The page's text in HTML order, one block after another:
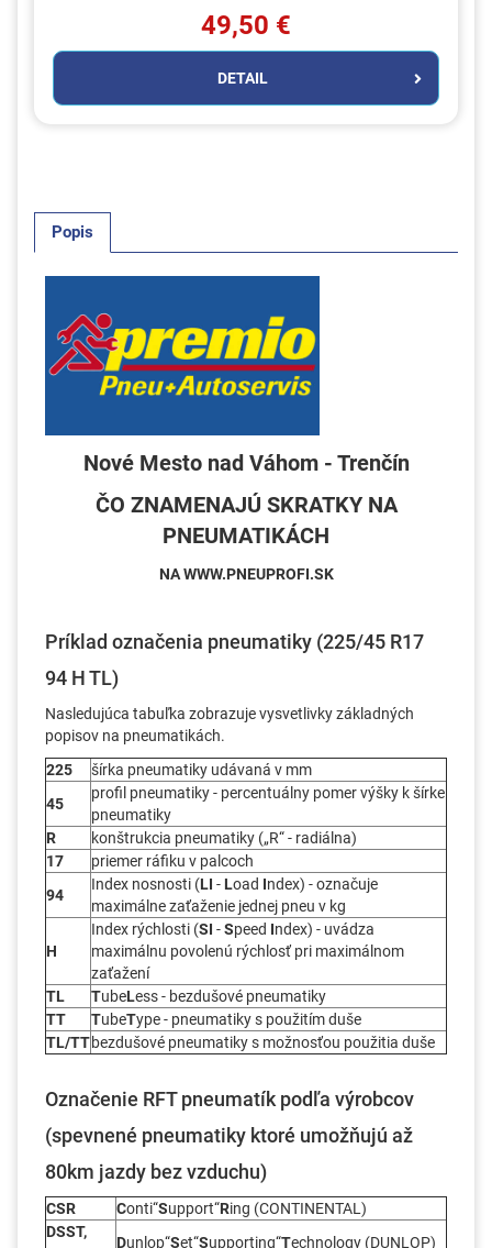
49,50 €
DETAIL
Popis
Nové Mesto nad Váhom - Trenčín
ČO ZNAMENAJÚ SKRATKY NA
PNEUMATIKÁCH
NA WWW.PNEUPROFI.SK
Príklad označenia pneumatiky (225/45 R17
94 H TL)
Nasledujúca tabuľka zobrazuje vysvetlivky základných
popisov na pneumatikách.
225
šírka pneumatiky udávaná v mm
45
profil pneumatiky - percentuálny pomer výšky k šírke
pneumatiky
R
konštrukcia pneumatiky („R“ - radiálna)
17
priemer ráfiku v palcoch
94
Index nosnosti (LI - Load Index) - označuje
maximálne zaťaženie jednej pneu v kg
H
Index rýchlosti (SI -Speed Index) - uvádza
maximálnu povolenú rýchlosť pri maximálnom
zaťažení
TL
TubeLess - bezdušové pneumatiky
TT
TubeType - pneumatiky s použitím duše
TL/TTbezdušové pneumatiky s možnosťou použitia duše
Označenie RFT pneumatík podľa výrobcov
(spevnené pneumatiky ktoré umožňujú až
80km jazdy bez vzduchu)
CSR Conti“Support“Ring (CONTINENTAL)
DSST,
Dunlop“Set“Supporting“Technology (DUNLOP)